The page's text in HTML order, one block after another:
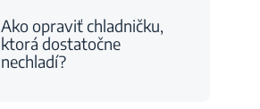
Ako opraviť chladničku,
ktorá dostatočne
nechladí?